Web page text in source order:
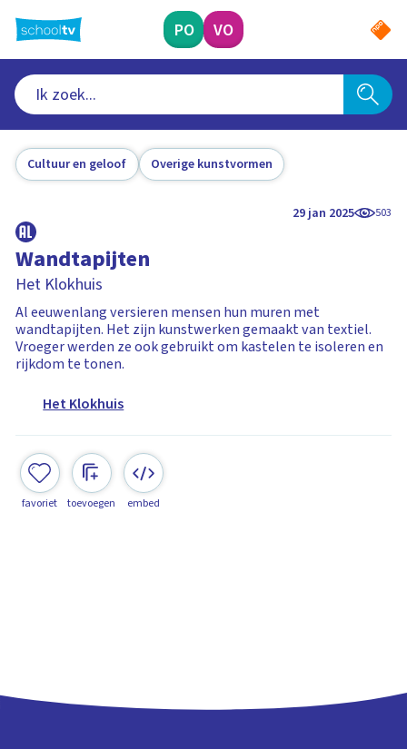
naar
hoofdinhoud
PO VO
Cultuur en geloof Overige kunstvormen
29 jan 2025 503
Wandtapijten
Het Klokhuis
Al eeuwenlang versieren mensen hun muren met
wandtapijten. Het zijn kunstwerken gemaakt van textiel.
Vroeger werden ze ook gebruikt om kastelen te isoleren en
rijkdom te tonen.
Het Klokhuis
favoriet toevoegen embed